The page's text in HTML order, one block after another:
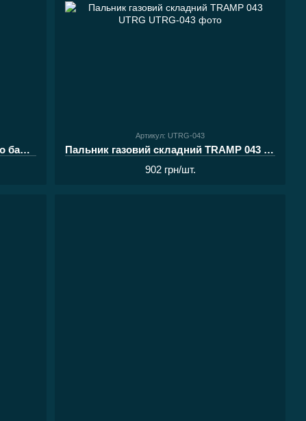
Адаптер для заправлення газового балона
Артикул: UTRG-043
Пальник газовий складний TRAMP 043 UTRG
902 грн/шт.